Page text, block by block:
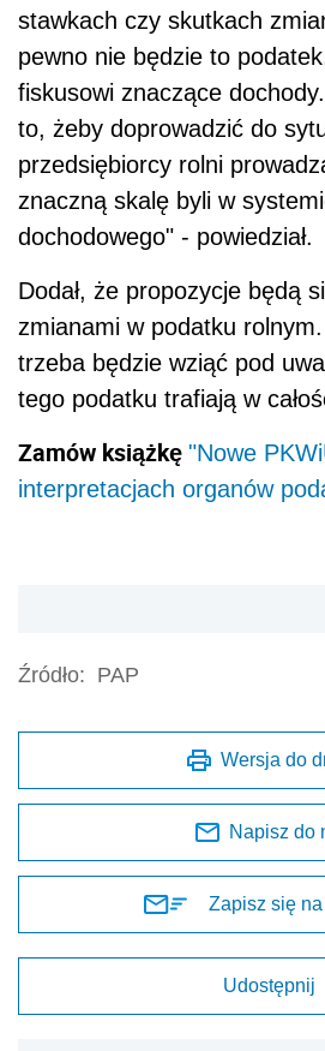
stawkach czy skutkach
pewno nie będzie to
fiskusowi znaczące
to, żeby doprowadzić do
przedsiębiorcy rolni
znaczną skalę byli w
dochodowego" - powiedział.
Dodał, że propozycje będą
zmianami w podatku
trzeba będzie wziąć pod
tego podatku trafiają w
Zamów książkę "Nowe
interpretacjach organów
Źródło: PAP
Wersja do
Napisz do
Zapisz się
Udostępnij